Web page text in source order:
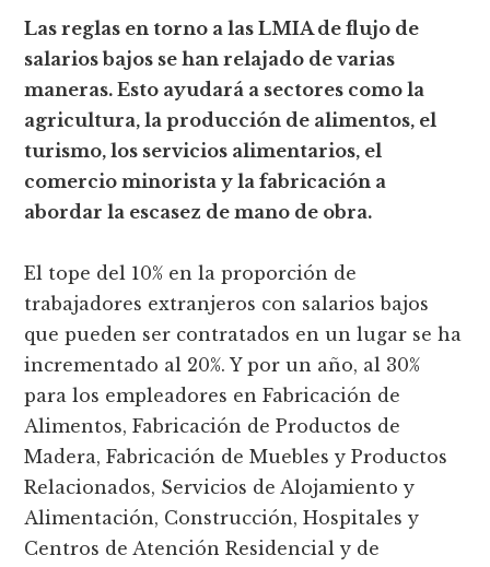
Las reglas en torno a las LMIA de flujo de
salarios bajos se han relajado de varias
maneras. Esto ayudará a sectores como la
agricultura, la producción de alimentos, el
turismo, los servicios alimentarios, el
comercio minorista y la fabricación a
abordar la escasez de mano de obra.
El tope del 10% en la proporción de
trabajadores extranjeros con salarios bajos
que pueden ser contratados en un lugar se ha
incrementado al 20%. Y por un año, al 30%
para los empleadores en Fabricación de
Alimentos, Fabricación de Productos de
Madera, Fabricación de Muebles y Productos
Relacionados, Servicios de Alojamiento y
Alimentación, Construcción, Hospitales y
Centros de Atención Residencial y de